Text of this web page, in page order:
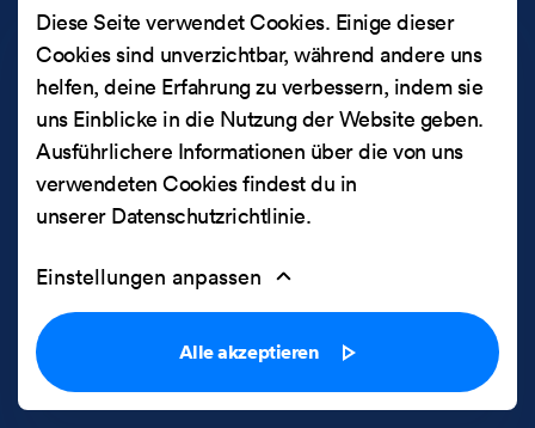
Diese Seite verwendet Cookies. Einige dieser
Cookies sind unverzichtbar, während andere uns
helfen, deine Erfahrung zu verbessern, indem sie
uns Einblicke in die Nutzung der Website geben.
Ausführlichere Informationen über die von uns
verwendeten Cookies findest du in
unserer Datenschutzrichtlinie.
Einstellungen anpassen
Alle akzeptieren